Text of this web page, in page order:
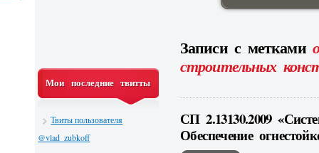
Записи с метками
строительных
СП 2.13130.2009
Обеспечение
Мои последние твитты
Твиты пользователя
@vlad_zubkoff